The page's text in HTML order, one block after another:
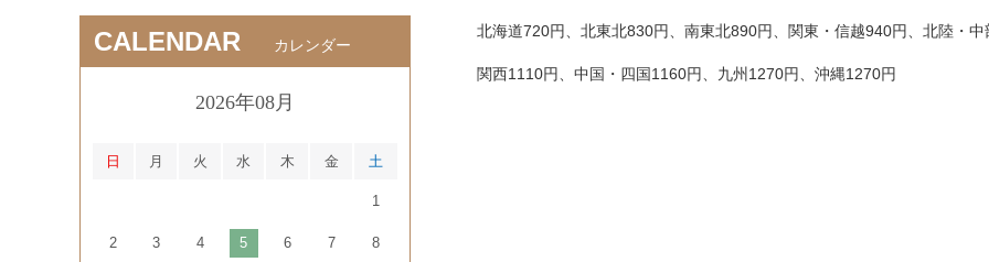
北海道720円、北東北830円、南東北890円、関東・信越940円、北陸・中
関西1110円、中国・四国 1160円、九州 1270円、沖縄1270円
CALENDAR カレンダー
2026年08月
日 月 火 水 木 金 土
1
2 3 4 5 6 7 8